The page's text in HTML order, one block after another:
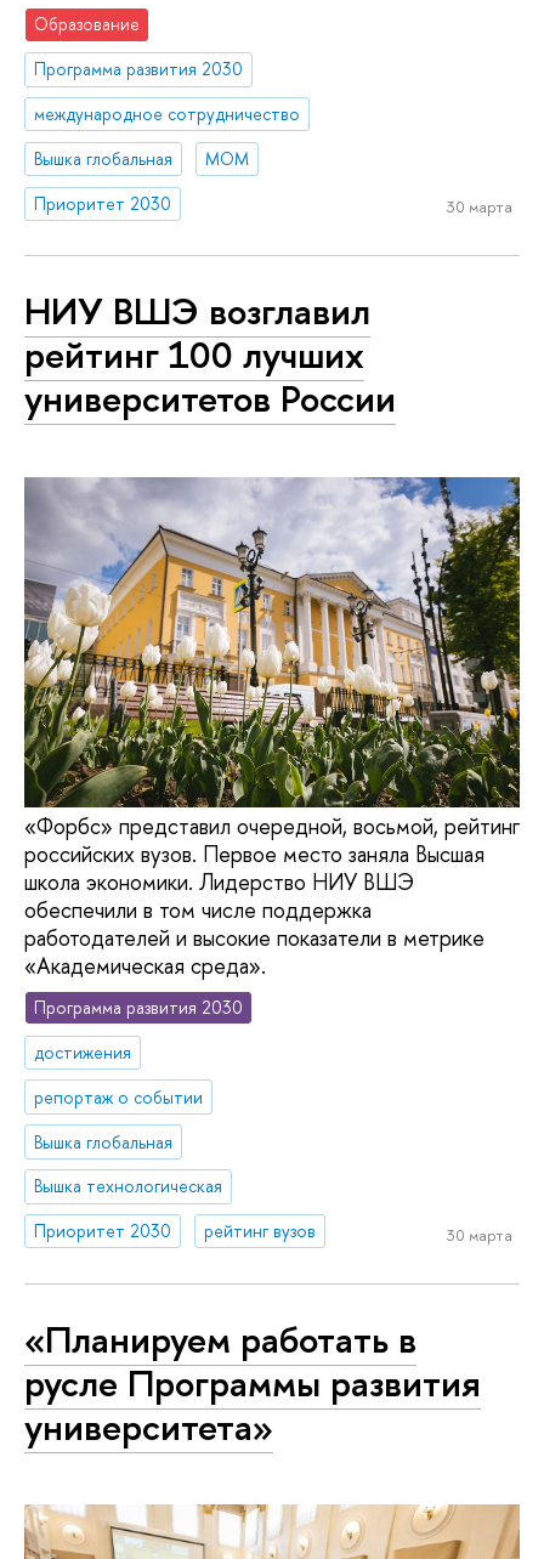
Образование
Программа развития 2030
международное сотрудничество
Вышка глобальная
МОМ
Приоритет 2030
30 марта
НИУ ВШЭ возглавил
рейтинг 100 лучших
университетов России
«Форбс» представил очередной, восьмой, рейтинг
российских вузов. Первое место заняла Высшая
школа экономики. Лидерство НИУ ВШЭ
обеспечили в том числе поддержка
работодателей и высокие показатели в метрике
«Академическая среда».
Программа развития 2030
достижения
репортаж о событии
Вышка глобальная
Вышка технологическая
Приоритет 2030
рейтинг вузов 30 марта
«Планируем работать в
русле Программы развития
университета»